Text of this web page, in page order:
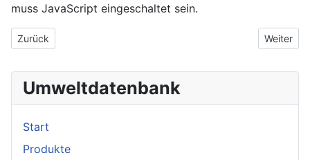
muss JavaScript eingeschaltet sein.
Vorheriger Beitrag: Montamex GmbH
Zurück Nächster
Weiter
Umweltdatenbank
Start
Produkte